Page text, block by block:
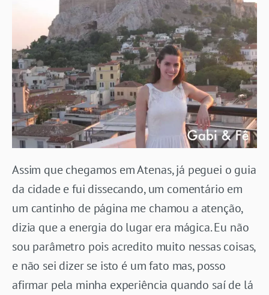
Assim que chegamos em Atenas, já peguei o guia
da cidade e fui dissecando, um comentário em
um cantinho de página me chamou a atenção,
dizia que a energia do lugar era mágica. Eu não
sou parâmetro pois acredito muito nessas coisas,
e não sei dizer se isto é um fato mas, posso
afirmar pela minha experiência quando saí de lá